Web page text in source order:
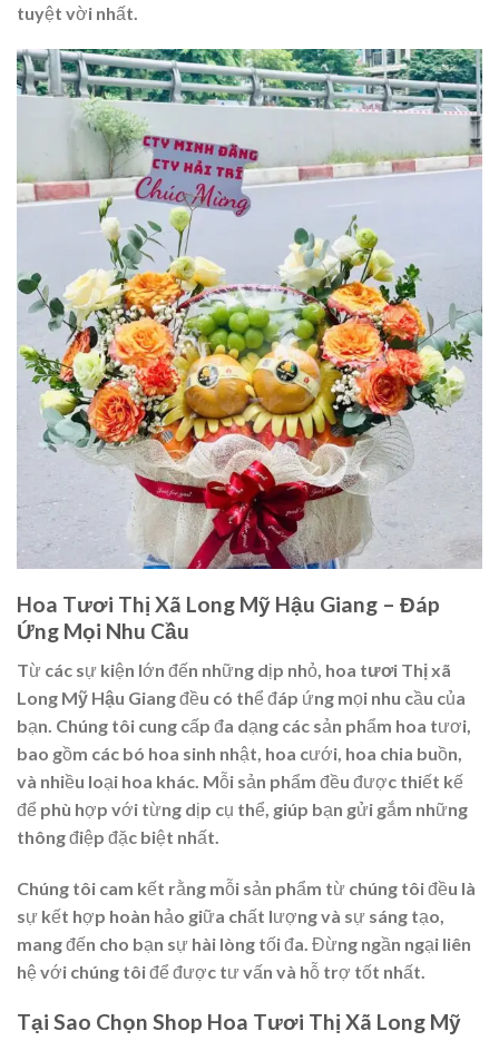
tuyệt vời nhất.
Hoa Tươi Thị Xã Long Mỹ Hậu Giang – Đáp
Ứng Mọi Nhu Cầu
Từ các sự kiện lớn đến những dịp nhỏ, hoa tươi Thị xã
Long Mỹ Hậu Giangđều có thể đáp ứng mọi nhu cầu của
bạn. Chúng tôi cung cấp đa dạng các sản phẩm hoa tươi,
bao gồm các bó hoa sinh nhật, hoa cưới, hoa chia buồn,
và nhiều loại hoa khác. Mỗi sản phẩm đều được thiết kế
để phù hợp với từng dịp cụ thể, giúp bạn gửi gắm những
thông điệp đặc biệt nhất.
Chúng tôi cam kết rằng mỗi sản phẩm từ chúng tôi đều là
sự kết hợp hoàn hảo giữa chất lượng và sự sáng tạo,
mang đến cho bạn sự hài lòng tối đa. Đừng ngần ngại liên
hệ với chúng tôi để được tư vấn và hỗ trợ tốt nhất.
Tại Sao Chọn Shop Hoa Tươi Thị Xã Long Mỹ